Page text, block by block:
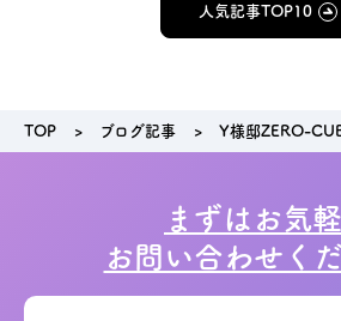
人気記事TOP10
TOP ブログ記事 Y様邸ZERO-
まずはお気
お問い合わせく